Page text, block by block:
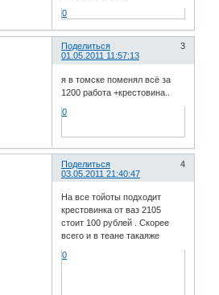
0
Поделиться
3
01.05.2011 11:57:13
я в томске поменял всё за
1200 работа +крестовина..
0
Поделиться
4
03.05.2011 21:40:47
На все тойоты подходит
крестовинка от ваз 2105
стоит 100 рублей . Скорее
всего и в теане такаяже
0